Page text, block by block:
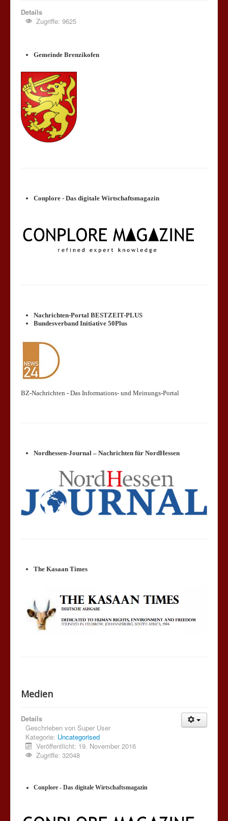
Details
Zugriffe: 9625
Gemeinde Brenzikofen
Conplore - Das digitale Wirtschaftsmagazin
Nachrichten-Portal BESTZEIT-PLUS
Bundesverband Initiative 50Plus
BZ-Nachrichten - Das Informations- und Meinungs-Portal
Nordhessen-Journal – Nachrichten für NordHessen
The Kasaan Times
Medien
Details
Geschrieben von Super User
Kategorie: Uncategorised
Veröffentlicht: 19. November 2016
Zugriffe: 32048
Conplore - Das digitale Wirtschaftsmagazin